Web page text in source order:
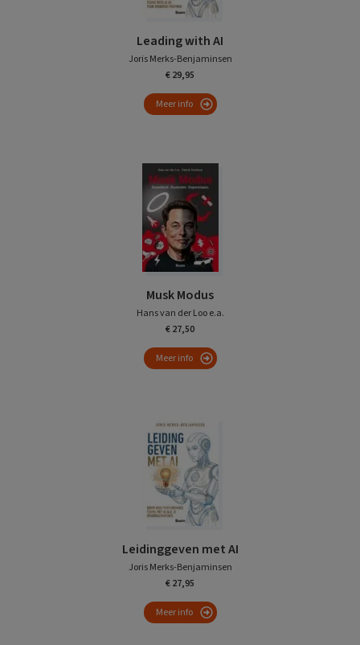
Leading with AI
Joris Merks-Benjaminsen
€ 29,95
Meer info
Musk Modus
Hans van der Loo e.a.
€ 27,50
Meer info
Leidinggeven met AI
Joris Merks-Benjaminsen
€ 27,95
Meer info